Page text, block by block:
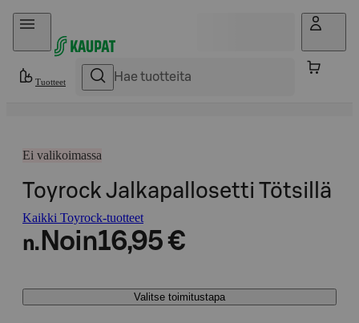
Hyppää sisältöön
Tuotteet
Ei valikoimassa
Toyrock Jalkapallosetti Tötsillä
Kaikki Toyrock-tuotteet
n. Noin16,95 €
Valitse toimitustapa